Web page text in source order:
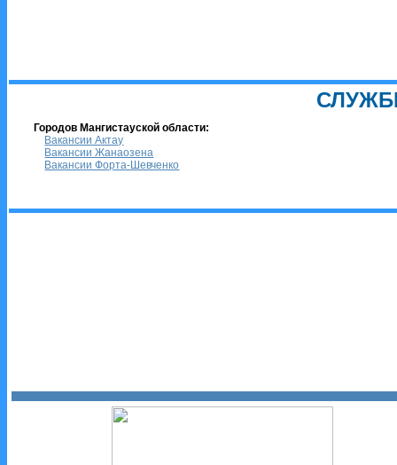
Городов Мангистауской области:
Вакансии Актау
Вакансии Жанаозена
Вакансии Форта-Шевченко